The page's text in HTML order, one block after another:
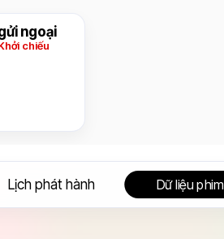
ngoại
chiếu
Lịch phát hành Dữ liệu phim